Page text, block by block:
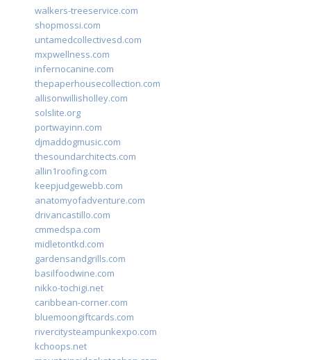
walkers-treeservice.com
shopmossi.com
untamedcollectivesd.com
mxpwellness.com
infernocanine.com
thepaperhousecollection.com
allisonwillisholley.com
solslite.org
portwayinn.com
djmaddogmusic.com
thesoundarchitects.com
allin1roofing.com
keepjudgewebb.com
anatomyofadventure.com
drivancastillo.com
cmmedspa.com
midletontkd.com
gardensandgrills.com
basilfoodwine.com
nikko-tochigi.net
caribbean-corner.com
bluemoongiftcards.com
rivercitysteampunkexpo.com
kchoops.net